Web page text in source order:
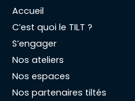
Accueil
C’est quoi le TILT ?
S’engager
Nos ateliers
Nos espaces
Nos partenaires tiltés